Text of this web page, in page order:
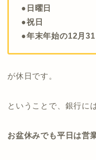
●日曜日
●祝日
●年末年始の12月
が休日です。
ということで、銀行に
お盆休みでも平日は営